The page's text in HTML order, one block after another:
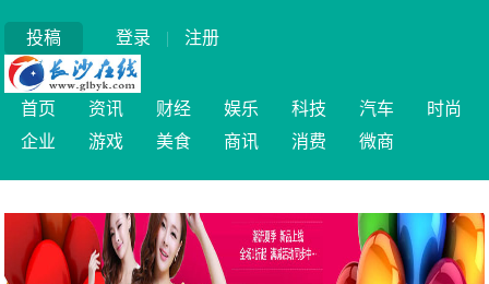
投稿 登录 | 注册
首页 资讯 财经 娱乐 科技 汽车
时尚
企业
游戏 美食 商讯 消费 微商